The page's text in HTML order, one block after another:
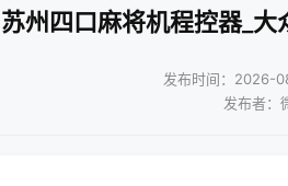
州四口麻将机程控器_
发布时间：2026-
发布者：